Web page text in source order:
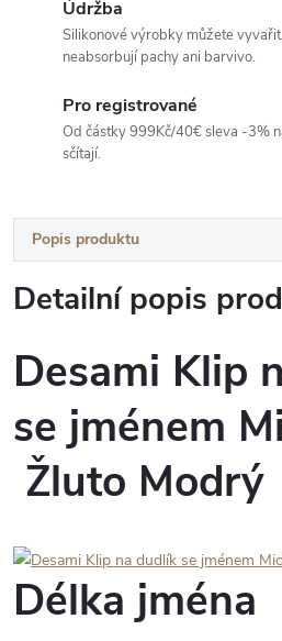
Údržba
Silikonové výrobky můžete
neabsorbují pachy ani barvivo.
Pro registrované
Od částky 999Kč/40€ sleva -3%
sčítají.
Popis produktu
Detailní popis
Desami Klip
se jménem
Žluto Modrý
Délka jména